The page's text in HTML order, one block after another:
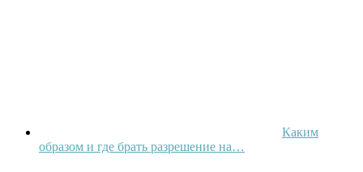
Каким
образом и где брать разрешение на…